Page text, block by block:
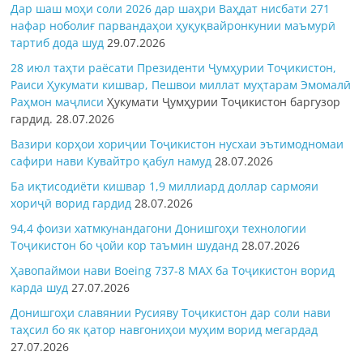
Дар шаш моҳи соли 2026 дар шаҳри Ваҳдат нисбати 271
нафар ноболиғ парвандаҳои ҳуқуқвайронкунии маъмурӣ
тартиб дода шуд 29.07.2026
28 июл таҳти раёсати Президенти Ҷумҳурии Тоҷикистон,
Раиси Ҳукумати кишвар, Пешвои миллат муҳтарам Эмомалӣ
Раҳмон маҷлисиҲукумати Ҷумҳурии Тоҷикистон баргузор
гардид.28.07.2026
Вазири корҳои хориҷии Тоҷикистон нусхаи эътимодномаи
сафири нави Кувайтро қабул намуд 28.07.2026
Ба иқтисодиёти кишвар 1,9 миллиард доллар сармояи
хориҷӣ ворид гардид 28.07.2026
94,4 фоизи хатмкунандагони Донишгоҳи технологии
Тоҷикистон бо ҷойи кор таъмин шуданд 28.07.2026
Ҳавопаймои нави Boeing 737-8 MAX ба Тоҷикистон ворид
карда шуд 27.07.2026
Донишгоҳи славянии Русияву Тоҷикистон дар соли нави
таҳсил бо як қатор навгониҳои муҳим ворид мегардад
27.07.2026